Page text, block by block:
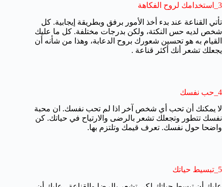
3_استخدامك لروح الفكاهة
تأتي القناعة عند بدء أخذ الأمور برفق وبطريقة إيجابية. كل
شخص لديه حس النكتة، ولكن بدرجات مختلفة. كل ما عليك
القيام به هو تحسين شعورك بروح الدعابة، وهذا من شأنه أن
يجعلك تشعر أنك أكثر قناعة .
4_حب نفسك
لا يمكنك أن تحب أي شخص آخر اذا لم تحب نفسك. ان محبة
نفسك تتطور وتجعلك تشعر بالرضى والارتياح في حياتك. كن
واضحا حول نفسك. تعرف قيمك وتلتزم بها.
5_تبسيط حياتك